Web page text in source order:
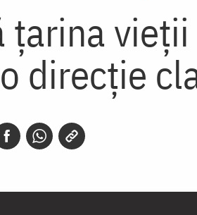
țarina
direcție